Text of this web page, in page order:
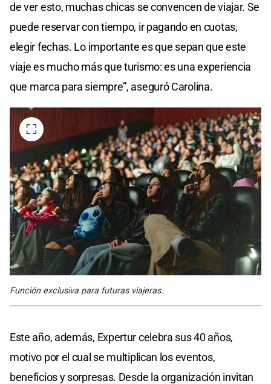
de ver esto, muchas chicas se convencen de viajar. Se
puede reservar con tiempo, ir pagando en cuotas,
elegir fechas. Lo importante es que sepan que este
viaje es mucho más que turismo: es una experiencia
que marca para siempre”, aseguró Carolina.
Función exclusiva para futuras viajeras.
Este año, además, Expertur celebra sus 40 años,
motivo por el cual se multiplican los eventos,
beneficios y sorpresas. Desde la organización invitan